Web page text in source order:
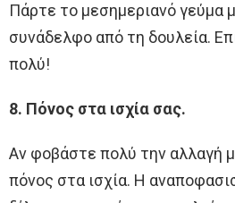
Πάρτε το μεσημεριανό γεύμα
συνάδελφο από τη δουλεία.
πολύ!
8. Πόνος στα ισχία σας.
Αν φοβάστε πολύ την αλλαγή
πόνος στα ισχία. Η